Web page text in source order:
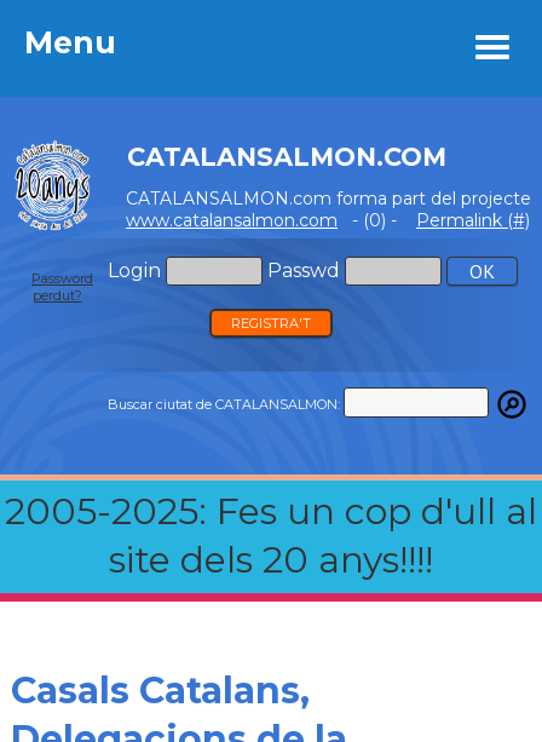
Menu
CATALANSALMON.COM
CATALANSALMON.com forma part del projecte
www.catalansalmon.com - (0) - Permalink (#)
Login Passwd
Password
perdut?
REGISTRA'T
Buscar ciutat de CATALANSALMON:
2005-2025: Fes un cop d'ull al
site dels 20 anys!!!!
Menu
Casals Catalans,